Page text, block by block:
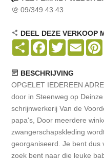
09/349 43 43
DEEL DEZE VERKOOP
Share Facebook
TwitterEmail
BESCHRIJVING
OPGELET IEDEREEN
door in Steenweg op
schrijnwerkerij Van de
papa's, Door meerdere
zwangerschapskleding
georganiseerd. Je bent dus
zoek bent naar die leuke